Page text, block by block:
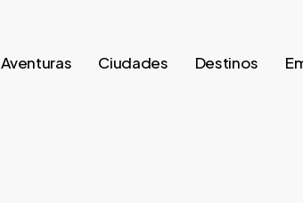
Aventuras Ciudades Destinos